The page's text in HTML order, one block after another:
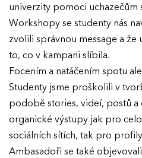
univerzity pomoci uchazečům
Workshopy se studenty nás
zvolili správnou message a že
to, co v kampani slíbila.
Focením a natáčením spotu
Studenty jsme proškolili v
podobě stories, videí, postů a
organické výstupy jak pro
sociálních sítích, tak pro
Ambasadoři se také